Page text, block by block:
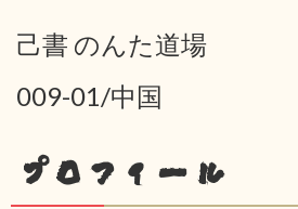
己書 のんた道場
009-01/中国
プロフィール